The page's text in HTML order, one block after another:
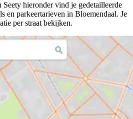
hieronder vind je gedetailleerde
en parkeertarieven in Bloemendaal. Je
per straat bekijken.